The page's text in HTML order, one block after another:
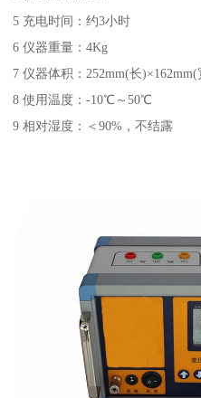
5 充电时间：约3小时
6 仪器重量：4Kg
7 仪器体积：252mm(长
8 使用温度：-10℃～50℃
9 相对湿度：＜90%，不结露